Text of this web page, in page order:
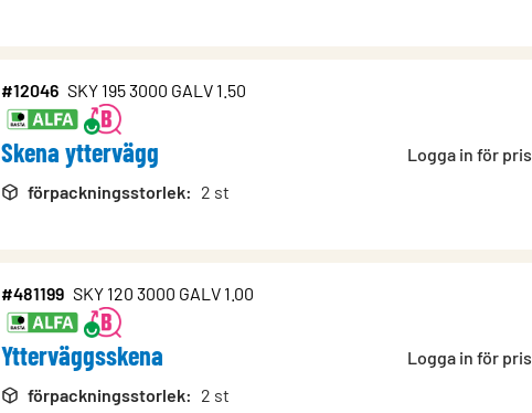
#12046 SKY 195 3000 GALV 1.50
Skena yttervägg
förpackningsstorlek: 2 st
Logga in för pris
#481199 SKY 120 3000 GALV 1.00
Ytterväggsskena
förpackningsstorlek: 2 st
Logga in för pris